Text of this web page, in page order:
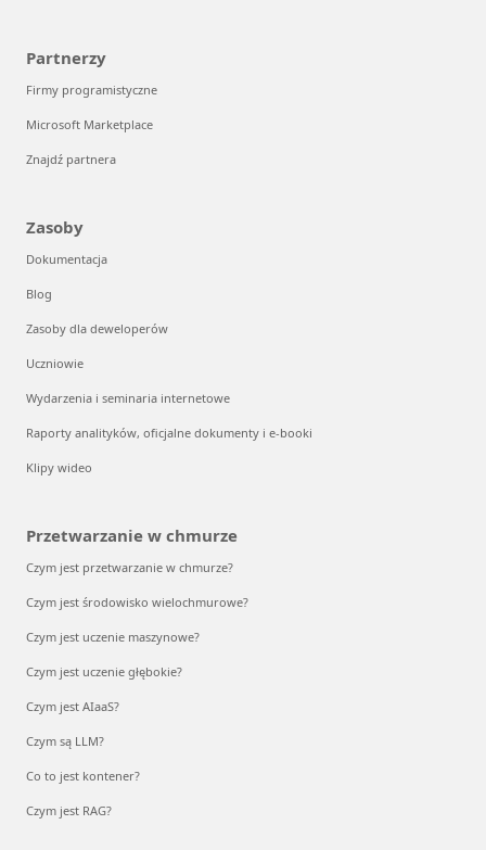
Partnerzy
Firmy programistyczne
Microsoft Marketplace
Znajdź partnera
Zasoby
Dokumentacja
Blog
Zasoby dla deweloperów
Uczniowie
Wydarzenia i seminaria internetowe
Raporty analityków, oficjalne dokumenty i e-booki
Klipy wideo
Przetwarzanie w chmurze
Czym jest przetwarzanie w chmurze?
Czym jest środowisko wielochmurowe?
Czym jest uczenie maszynowe?
Czym jest uczenie głębokie?
Czym jest AIaaS?
Czym są LLM?
Co to jest kontener?
Czym jest RAG?